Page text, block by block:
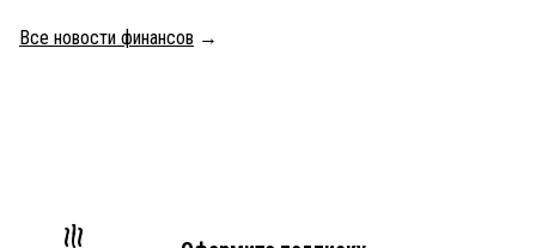
Все новости финансов →